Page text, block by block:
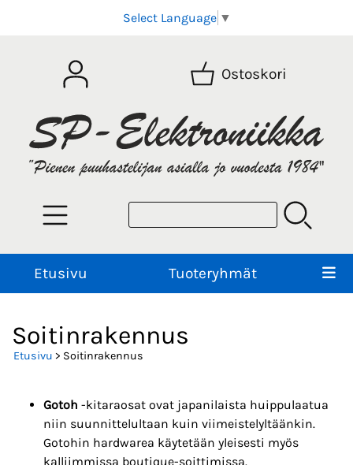
Select Language ▼
Ostoskori
Etusivu Tuoteryhmät
Soitinrakennus
Etusivu > Soitinrakennus
Gotoh -kitaraosat ovat japanilaista huippulaatua
niin suunnittelultaan kuin viimeistelyltäänkin.
Gotohin hardwarea käytetään yleisesti myös
kalliimmissa boutique-soittimissa.